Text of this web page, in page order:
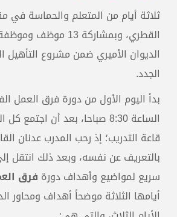
ثلاثة أيام من المتعلم والحماسة في
القطري، وبمشاركة 13
الديوان الأميري ضمن مشروع
الجدد.
بدأ اليوم الأول من دورة فرق العمل
الساعة 8:30 صباحا، بعد أن
قاعة التدريب؛ إذ رحب المدرب عدنان
بالتعريف عن نفسه، وبعد ذلك انتقل
سريع لمواضيع وأهداف دورة فرق
أيامها الثلاثة موضحاً أهداف ومحاور